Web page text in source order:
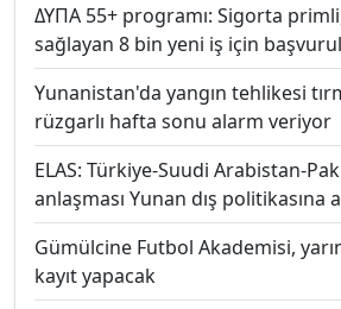
ΔΥΠΑ 55+ programı: Sigorta
sağlayan 8 bin yeni iş için
Yunanistan'da yangın tehlikesi
rüzgarlı hafta sonu alarm veriyor
ELAS: Türkiye-Suudi Arabistan-
anlaşması Yunan dış politikasına
Gümülcine Futbol Akademisi,
kayıt yapacak